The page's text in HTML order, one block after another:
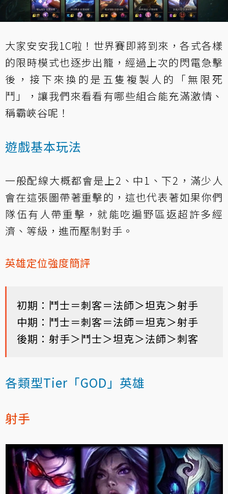
大家安安我1C啦！世界賽即將到來，各式各樣
的限時模式也逐步出籠，經過上次的閃電急擊
後，接下來換的是五隻複製人的「無限死
鬥」，讓我們來看看有哪些組合能充滿激情、
稱霸峽谷呢！
遊戲基本玩法
一般配線大概都會是上2、中1、下2，滿少人
會在這張圖帶著重擊的，這也代表著如果你們
隊伍有人帶重擊，就能吃遍野區返超許多經
濟、等級，進而壓制對手。
英雄定位強度簡評
初期：鬥士＝刺客＝法師＞坦克＞射手
中期：鬥士＝刺客＝法師＝坦克＞射手
後期：射手＞鬥士＞坦克＞法師＞刺客
各類型Tier「GOD」英雄
射手